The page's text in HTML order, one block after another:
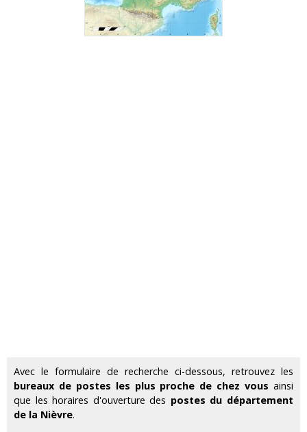
Avec le formulaire de recherche ci-dessous, retrouvez les
bureaux de postes les plus proche de chez vous ainsi
que les horaires d'ouverture des postes du département
de la Nièvre.